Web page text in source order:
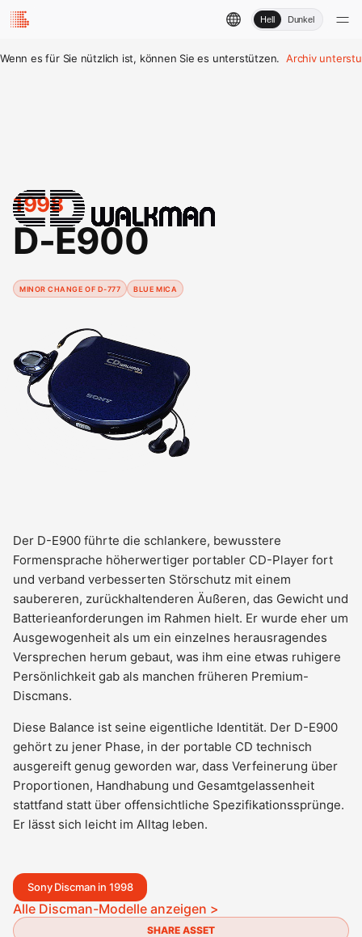
Hell Dunkel
Wenn es für Sie nützlich ist, können Sie es unterstützen. Archiv
1998
D-E900
MINOR CHANGE OF D-777 BLUE MICA
Der D-E900 führte die schlankere, bewusstere
Formensprache höherwertiger portabler CD-Player fort
und verband verbesserten Störschutz mit einem
saubereren, zurückhaltenderen Äußeren, das Gewicht und
Batterieanforderungen im Rahmen hielt. Er wurde eher um
Ausgewogenheit als um ein einzelnes herausragendes
Versprechen herum gebaut, was ihm eine etwas ruhigere
Persönlichkeit gab als manchen früheren Premium-
Discmans.
Diese Balance ist seine eigentliche Identität. Der D-E900
gehört zu jener Phase, in der portable CD technisch
ausgereift genug geworden war, dass Verfeinerung über
Proportionen, Handhabung und Gesamtgelassenheit
stattfand statt über offensichtliche Spezifikationssprünge.
Er lässt sich leicht im Alltag leben.
Sony Discman in 1998
Alle Discman-Modelle anzeigen >
SHARE ASSET